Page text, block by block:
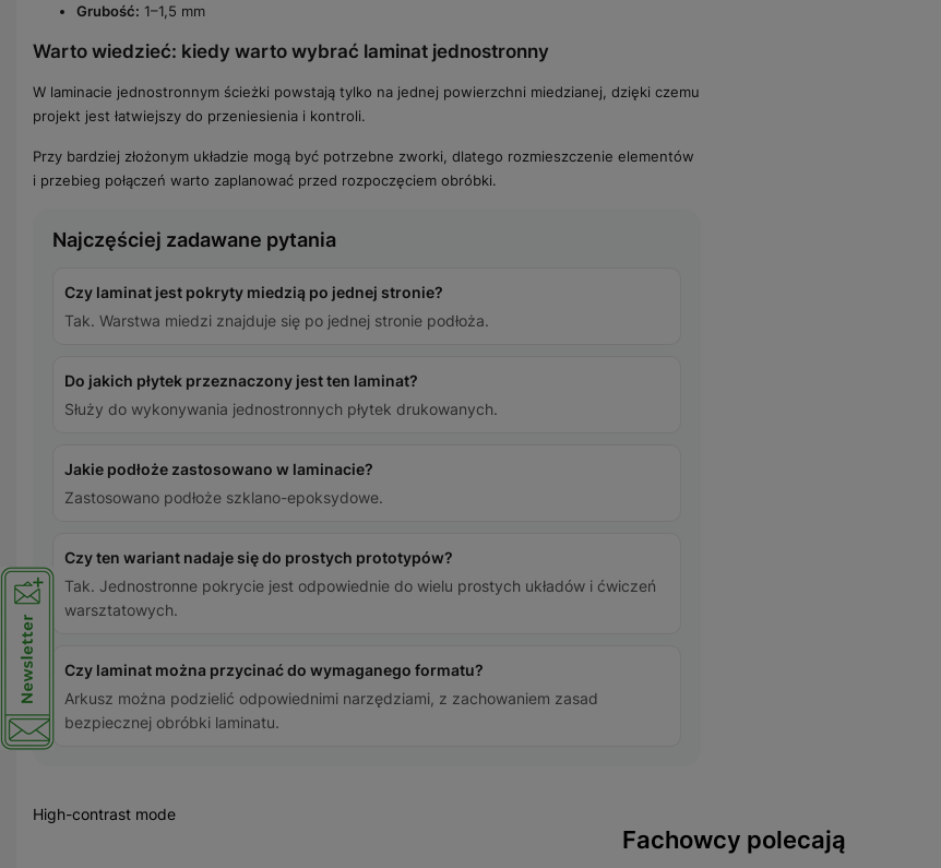
Grubość: 1–1,5 mm
Warto wiedzieć: kiedy warto wybrać laminat jednostronny
W laminacie jednostronnym ścieżki powstają tylko na jednej powierzchni miedzianej, dzięki czemu
projekt jest łatwiejszy do przeniesienia i kontroli.
Przy bardziej złożonym układzie mogą być potrzebne zworki, dlatego rozmieszczenie elementów
i przebieg połączeń warto zaplanować przed rozpoczęciem obróbki.
Najczęściej zadawane pytania
Czy laminat jest pokryty miedzią po jednej stronie?
Tak. Warstwa miedzi znajduje się po jednej stronie podłoża.
Do jakich płytek przeznaczony jest ten laminat?
Służy do wykonywania jednostronnych płytek drukowanych.
Jakie podłoże zastosowano w laminacie?
Zastosowano podłoże szklano-epoksydowe.
Czy ten wariant nadaje się do prostych prototypów?
Tak. Jednostronne pokrycie jest odpowiednie do wielu prostych układów i ćwiczeń
warsztatowych.
Czy laminat można przycinać do wymaganego formatu?
Arkusz można podzielić odpowiednimi narzędziami, z zachowaniem zasad
bezpiecznej obróbki laminatu.
High-contrast mode
Fachowcy polecają